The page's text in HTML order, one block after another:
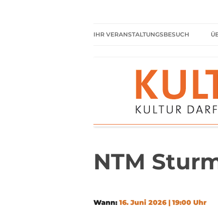
IHR VERANSTALTUNGSBESUCH
HIER HABEN SIE IMMER
FREIEN EINTRITT
SHARED READING
REGELN FÜR KULTURPARKETT
NTM
Wann: 16. Juni 2026 | 19:00 Uhr